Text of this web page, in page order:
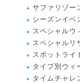
サファリゾー
シーズンイベ
スペシャルウ
スペシャルリ
スポットライ
タイプ別ウィ
タイムチャレ